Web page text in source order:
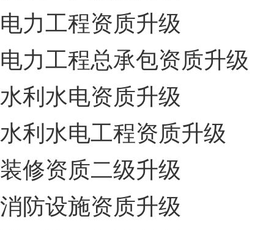
电力工程资质升级
电力工程总承包资质升级
水利水电资质升级
水利水电工程资质升级
装修资质二级升级
消防设施资质升级